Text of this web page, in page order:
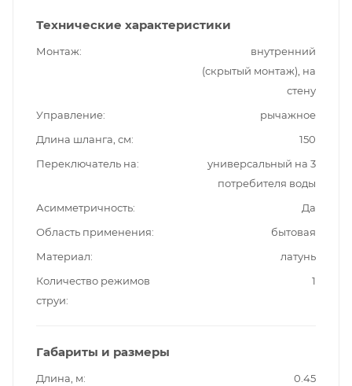
Технические характеристики
Монтаж
внутренний
(скрытый монтаж), на
стену
Управление
рычажное
Длина шланга, см
150
Переключатель на
универсальный на 3
потребителя воды
Асимметричность
Да
Область применения
бытовая
Материал
латунь
Количество режимов
струи
1
Габариты и размеры
Длина, м
0.45